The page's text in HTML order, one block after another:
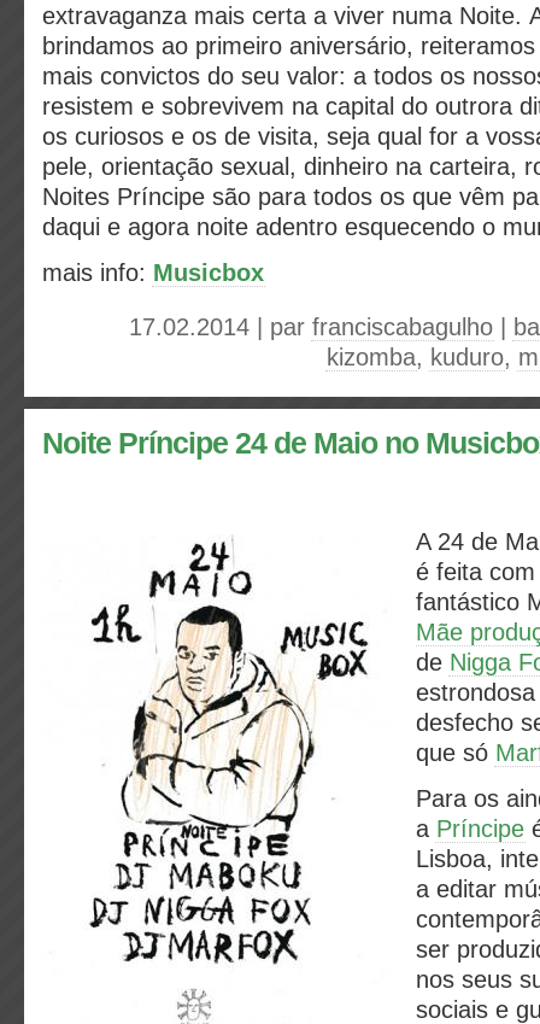
extravaganza mais certa a viver numa Noite.
brindamos ao primeiro aniversário,
mais convictos do seu valor: a todos os
resistem e sobrevivem na capital do outrora
os curiosos e os de visita, seja qual for a
pele, orientação sexual, dinheiro na carteira,
Noites Príncipe são para todos os que vêm
daqui e agora noite adentro esquecendo o
mais info: Musicbox
17.02.2014 | par franciscabagulho
kizomba, kuduro,
Noite Príncipe 24 de Maio no
A 24 de
é feita
fantástico
Mãe
de Nigga
desfecho
que só
Para os
a Príncipe
Lisboa,
a editar
ser
nos seus
sociais e